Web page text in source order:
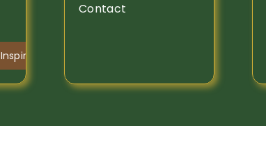
Inspiratiebrief
Contact